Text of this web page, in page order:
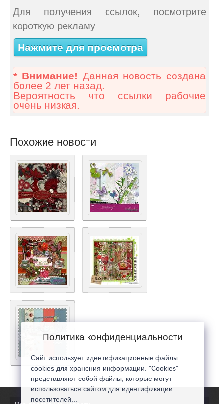
Для получения ссылок, посмотрите
короткую рекламу
Нажмите для просмотра
* Внимание! Данная новость создана
более 2 лет назад.
Вероятность что ссылки рабочие
очень низкая.
Похожие новости
Политика конфиденциальности
Сайт использует идентификационные файлы
cookies для хранения информации. "Cookies"
представляют собой файлы, которые могут
использоваться сайтом для идентификации
посетителей...